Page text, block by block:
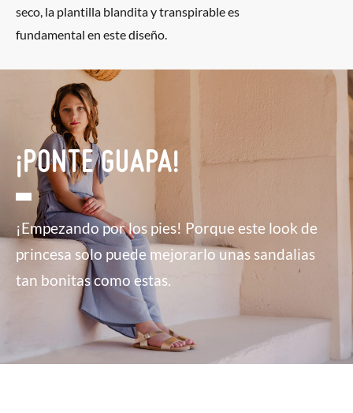
seco, la plantilla blandita y transpirable es
fundamental en este diseño.
¡PONTE GUAPA!
¡Empezando por los pies! Porque este look de
princesa solo puede mejorarlo unas sandalias
tan bonitas como estas.